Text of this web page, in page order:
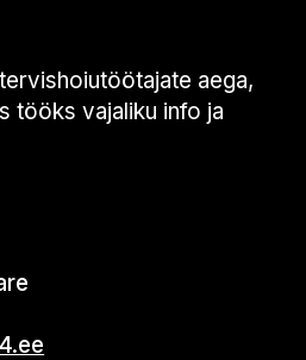
aega,
tööks vajaliku info ja